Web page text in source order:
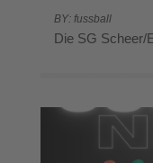
BY: fussball
Die SG Scheer/